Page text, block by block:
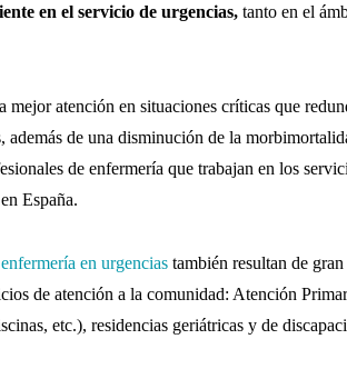
en el servicio de urgencias,tanto en el
atención en situaciones críticas que
de una disminución de la
de enfermería que trabajan en los
España.
enfermería en urgenciastambién resultan de
de atención a la comunidad: Atención
etc.), residencias geriátricas y de